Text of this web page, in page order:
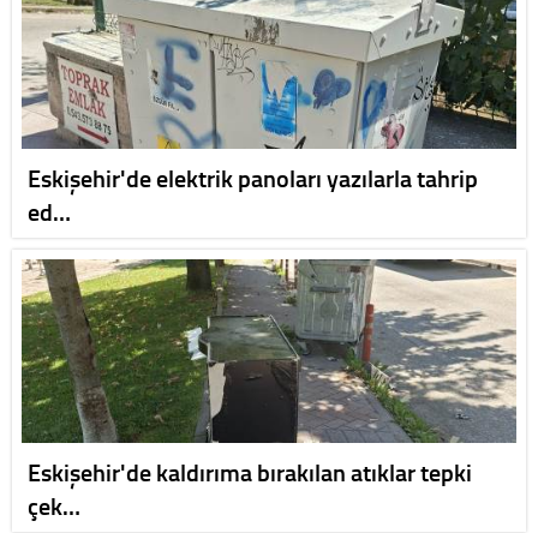
Eskişehir'de elektrik panoları yazılarla tahrip
ed…
Eskişehir'de kaldırıma bırakılan atıklar tepki
çek…